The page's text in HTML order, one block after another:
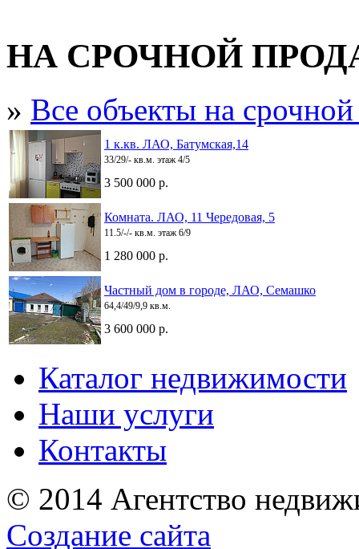
НА СРОЧНОЙ
» Все объекты на
1 к.кв. ЛАО, Батумская,14
33/29/- кв.м. этаж 4/5
3 500 000 р.
Комната. ЛАО, 11 Чередовая, 5
11.5/-/- кв.м. этаж 6/9
1 280 000 р.
Частный дом в городе, ЛАО, Семашко
64,4/49/9,9 кв.м.
3 600 000 р.
Каталог недвижимости
Наши услуги
Контакты
© 2014 Агентство
Создание сайта